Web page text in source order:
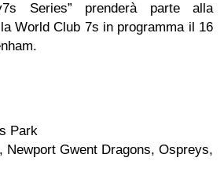
Series” prenderà parte alla
World Club 7s in programma il 16
Park
Newport Gwent Dragons, Ospreys,